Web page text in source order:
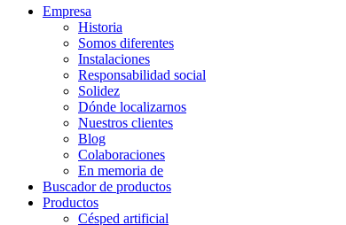
116
96
57
Empresa
Historia
Somos diferentes
Instalaciones
Responsabilidad social
Solidez
Dónde localizarnos
Nuestros clientes
Blog
Colaboraciones
En memoria de
Buscador de productos
Productos
Césped artificial